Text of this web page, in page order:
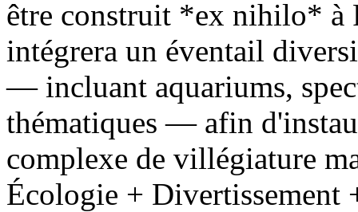
être construit *ex nihilo* à
intégrera un éventail
— incluant aquariums,
thématiques — afin
complexe de villégiature
Écologie + Divertissement